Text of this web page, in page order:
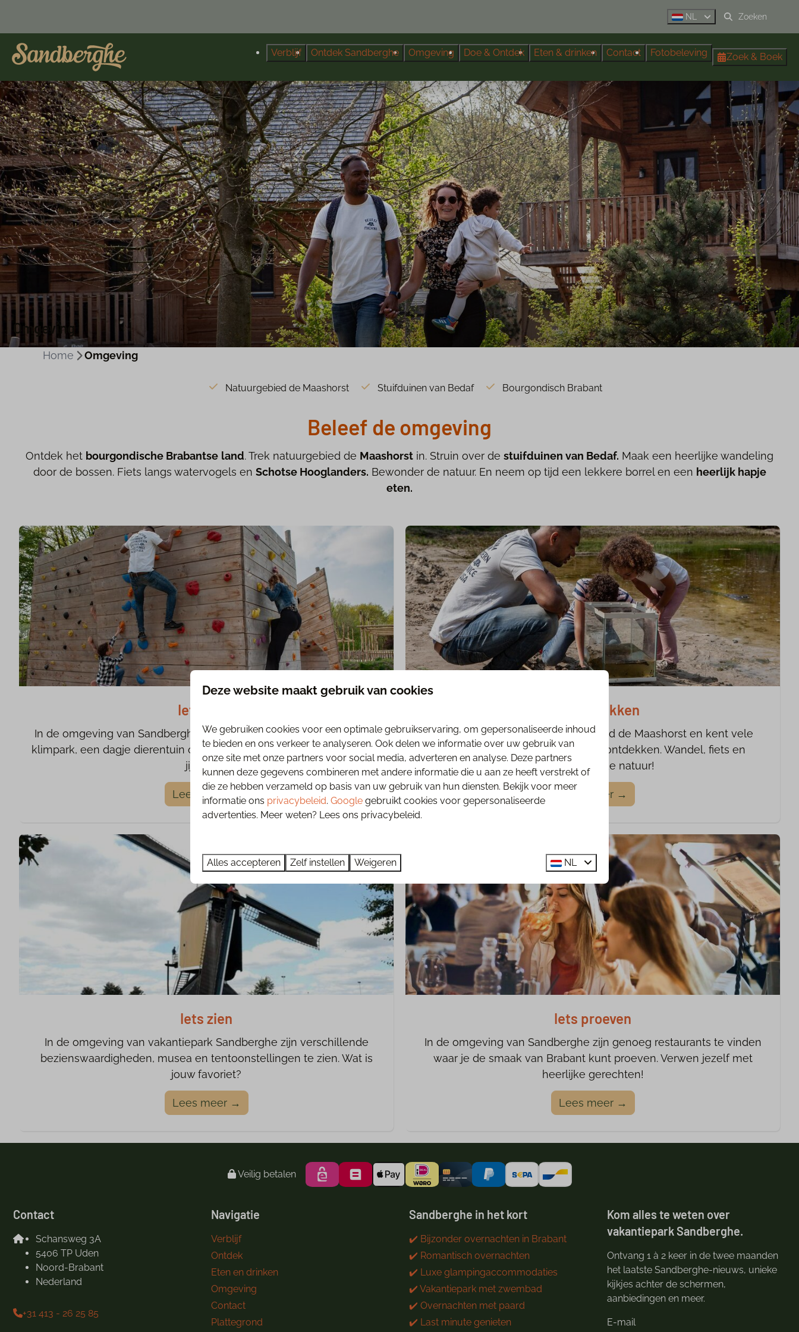
NL
Verblijf Ontdek Sandberghe Omgeving Doe & Ontdek Eten & drinken Contact Fotobeleving Zoek & Boek
Omgeving
Home Omgeving
Natuurgebied de Maashorst Stuifduinen van Bedaf Bourgondisch Brabant
Beleef de omgeving
Ontdek het bourgondische Brabantse land. Trek natuurgebied de Maashorst in. Struin over de stuifduinen van Bedaf. Maak een heerlijke wandeling
door de bossen. Fiets langs watervogels en Schotse Hooglanders. Bewonder de natuur. En neem op tijd een lekkere borrel en een heerlijk hapje
eten.
Iets doen
In de omgeving van Sandberghe is genoeg te doen! Klimmen in het
klimpark, een dagje dierentuin of spelen bij de speelboerderij. Wat ga
jij doen?
Lees meer →
Iets zien
In de omgeving van vakantiepark Sandberghe zijn verschillende
bezienswaardigheden, musea en tentoonstellingen te zien. Wat is
jouw favoriet?
Lees meer →
Iets ontdekken
Sandberghe ligt in het natuurgebied de Maashorst en kent vele
schitterende plekken die jij kunt ontdekken. Wandel, fiets en
fotografeer in de natuur!
Lees meer →
Iets proeven
In de omgeving van Sandberghe zijn genoeg restaurants te vinden
waar je de smaak van Brabant kunt proeven. Verwen jezelf met
heerlijke gerechten!
Lees meer →
Veilig betalen
Contact
Schansweg 3A
5406 TP Uden
Noord-Brabant
Nederland
+31 413 - 26 25 85
Navigatie
Verblijf
Ontdek
Eten en drinken
Omgeving
Contact
Plattegrond
Sandberghe in het kort
✔️ Bijzonder overnachten in Brabant
✔️ Romantisch overnachten
✔️ Luxe glampingaccommodaties
✔️ Vakantiepark met zwembad
✔️ Overnachten met paard
✔️ Last minute genieten
Kom alles te weten over
vakantiepark Sandberghe.
Ontvang 1 à 2 keer in de twee maanden
het laatste Sandberghe-nieuws, unieke
kijkjes achter de schermen,
aanbiedingen en meer.
E-mail
Deze website maakt gebruik van cookies
We gebruiken cookies voor een optimale gebruikservaring, om gepersonaliseerde inhoud
te bieden en ons verkeer te analyseren. Ook delen we informatie over uw gebruik van
onze site met onze partners voor social media, adverteren en analyse. Deze partners
kunnen deze gegevens combineren met andere informatie die u aan ze heeft verstrekt of
die ze hebben verzameld op basis van uw gebruik van hun diensten. Bekijk voor meer
informatie ons privacybeleid. Google gebruikt cookies voor gepersonaliseerde
advertenties. Meer weten? Lees ons privacybeleid.
Alles accepteren Zelf instellen Weigeren NL